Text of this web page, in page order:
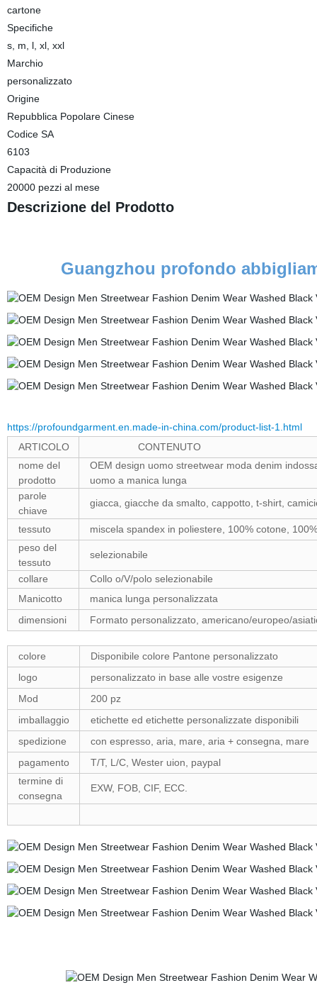
cartone
Specifiche
s, m, l, xl, xxl
Marchio
personalizzato
Origine
Repubblica Popolare Cinese
Codice SA
6103
Capacità di Produzione
20000 pezzi al mese
Descrizione del Prodotto
Guangzhou profondo
https://profoundgarment.en.made-in-china.com/product-list-1.html
ARTICOLO
CONTENUTO
nome del
prodotto
OEM design uomo streetwear moda denim
uomo a manica lunga
parole
chiave
giacca, giacche da smalto, cappotto, t-shirt,
tessuto
miscela spandex in poliestere, 100% cotone,
peso del
tessuto
selezionabile
collare
Collo o/V/polo selezionabile
Manicotto
manica lunga personalizzata
dimensioni
Formato personalizzato, americano/europeo/
colore
Disponibile colore Pantone personalizzato
logo
personalizzato in base alle vostre esigenze
Mod
200 pz
imballaggio
etichette ed etichette personalizzate disponibili
spedizione
con espresso, aria, mare, aria + consegna, mare
pagamento
T/T, L/C, Wester uion, paypal
termine di
consegna
EXW, FOB, CIF, ECC.